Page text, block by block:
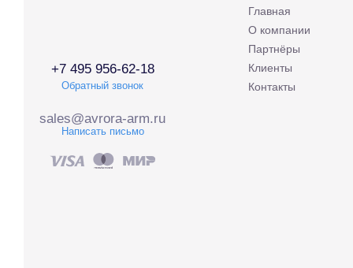
+7 495 956-62-18
Обратный звонок
sales@avrora-arm.ru
Написать письмо
Главная
О компании
Партнёры
Клиенты
Контакты